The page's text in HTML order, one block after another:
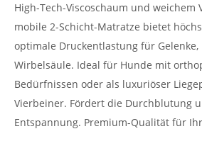
High-Tech-Viscoschaum und weichem
mobile 2-Schicht-Matratze bietet
optimale Druckentlastung für Gelenke,
Wirbelsäule. Ideal für Hunde mit
Bedürfnissen oder als luxuriöser
Vierbeiner. Fördert die Durchblutung
Entspannung. Premium-Qualität für